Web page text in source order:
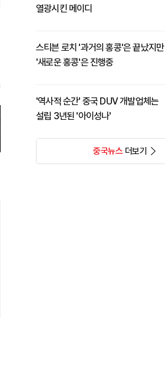
열광시킨 메이디
스티븐 로치 '과거의 홍콩'은 끝났지만
'새로운 홍콩'은 진행중
'역사적 순간' 중국 DUV 개발업체는
설립 3년된 '아이성나'
중국뉴스더보기